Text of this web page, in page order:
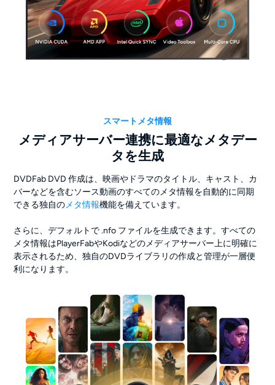
スマートメタ情報
メディアサーバー連携に最適なメタデー
タを生成
DVDFab DVD 作成は、映画やドラマのタイトル、キャスト、カ
バーなどを含むソース動画のすべてのメタ情報を自動的に同期
できる独自のメタ情報機能を備えています。
さらに、デフォルトで .nfo ファイルを生成できます。すべての
メタ情報はPlayerFabやKodiなどのメディアサーバー上に明確に
表示されるため、独自のDVDライブラリの作成と管理が一層便
利になります。